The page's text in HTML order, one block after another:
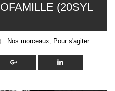
(20SYL
: Nos morceaux, Pour s'agiter